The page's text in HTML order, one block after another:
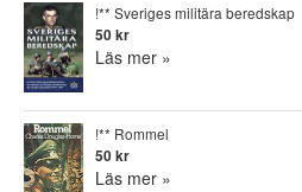
!** Sveriges militära beredskap
50 kr
Läs mer »
!** Rommel
50 kr
Läs mer »